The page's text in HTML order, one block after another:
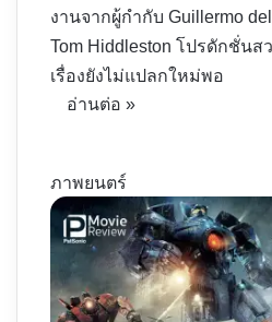
งานจากผู้กำกับ Guillermo
Tom Hiddleston โปรดักชั่นส
เรื่องยังไม่แปลกใหม่พอ
อ่านต่อ »
ภาพยนตร์